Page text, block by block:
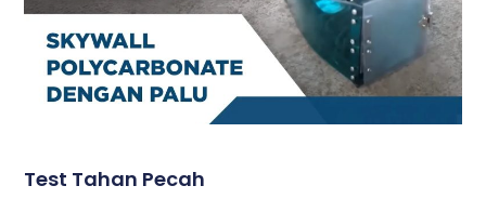
Test Tahan Pecah